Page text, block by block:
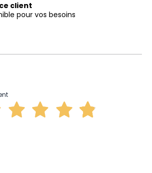
client
pour vos besoins